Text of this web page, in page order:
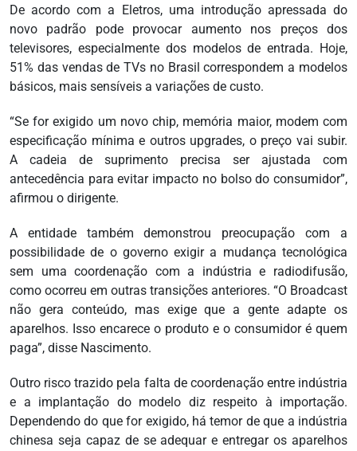
De acordo com a Eletros, uma introdução apressada do
novo padrão pode provocar aumento nos preços dos
televisores, especialmente dos modelos de entrada. Hoje,
51% das vendas de TVs no Brasil correspondem a modelos
básicos, mais sensíveis a variações de custo.
“Se for exigido um novo chip, memória maior, modem com
especificação mínima e outros upgrades, o preço vai subir.
A cadeia de suprimento precisa ser ajustada com
antecedência para evitar impacto no bolso do consumidor”,
afirmou o dirigente.
A entidade também demonstrou preocupação com a
possibilidade de o governo exigir a mudança tecnológica
sem uma coordenação com a indústria e radiodifusão,
como ocorreu em outras transições anteriores. “O Broadcast
não gera conteúdo, mas exige que a gente adapte os
aparelhos. Isso encarece o produto e o consumidor é quem
paga”, disse Nascimento.
Outro risco trazido pela falta de coordenação entre indústria
e a implantação do modelo diz respeito à importação.
Dependendo do que for exigido, há temor de que a indústria
chinesa seja capaz de se adequar e entregar os aparelhos